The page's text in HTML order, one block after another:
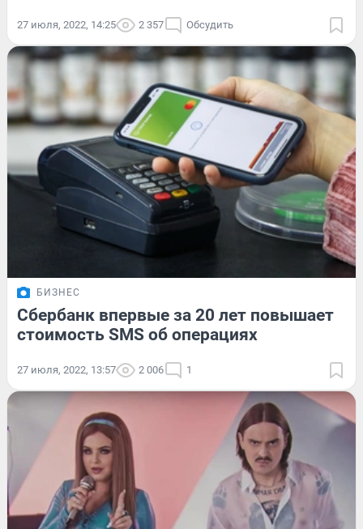
27 июля, 2022, 14:25 2 357 Обсудить
БИЗНЕС
Сбербанк впервые за 20 лет повышает
стоимость SMS об операциях
27 июля, 2022, 13:57 2 006 1